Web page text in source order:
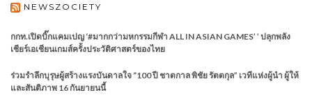
NEWSZOCIETY
กกท.เปิดบิ๊กแคมเปญ ‘#มากกว่ามหกรรมกีฬา ALL IN ASIAN GAMES’ ’ ปลุกพลัง
เชียร์เอเชียนเกมส์ครั้งประวัติศาสตร์ของไทย
ร่วมรำลึกบุรุษผู้สร้างแรงบันดาลใจ “100 ปี ชาตกาล พิชัย รัตตกุล” เวทีแห่งผู้นำ ผู้ให้
และสันติภาพ 16 กันยายนนี้